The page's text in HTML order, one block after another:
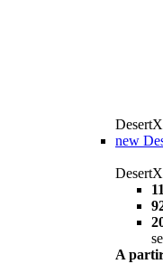
DesertX
new
DesertX
A